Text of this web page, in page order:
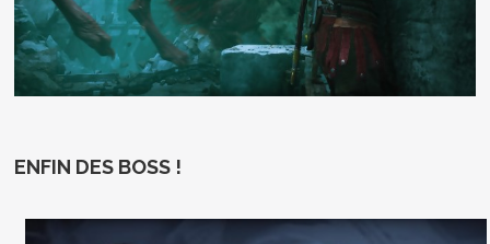
ENFIN DES BOSS !